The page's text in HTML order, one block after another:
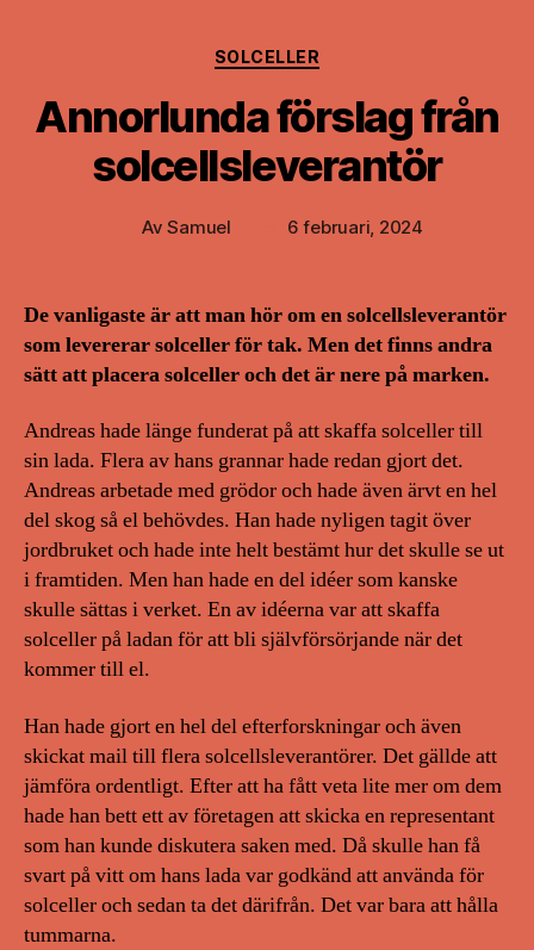
Kategorier
SOLCELLER
Annorlunda förslag från
solcellsleverantör
Inläggsförfattare
AvSamuel Inläggsdatum
6 februari, 2024
De vanligaste är att man hör om en solcellsleverantör
som levererar solceller för tak. Men det finns andra
sätt att placera solceller och det är nere på marken.
Andreas hade länge funderat på att skaffa solceller till
sin lada. Flera av hans grannar hade redan gjort det.
Andreas arbetade med grödor och hade även ärvt en hel
del skog så el behövdes. Han hade nyligen tagit över
jordbruket och hade inte helt bestämt hur det skulle se ut
i framtiden. Men han hade en del idéer som kanske
skulle sättas i verket. En av idéerna var att skaffa
solceller på ladan för att bli självförsörjande när det
kommer till el.
Han hade gjort en hel del efterforskningar och även
skickat mail till flera solcellsleverantörer. Det gällde att
jämföra ordentligt. Efter att ha fått veta lite mer om dem
hade han bett ett av företagen att skicka en representant
som han kunde diskutera saken med. Då skulle han få
svart på vitt om hans lada var godkänd att använda för
solceller och sedan ta det därifrån. Det var bara att hålla
tummarna.